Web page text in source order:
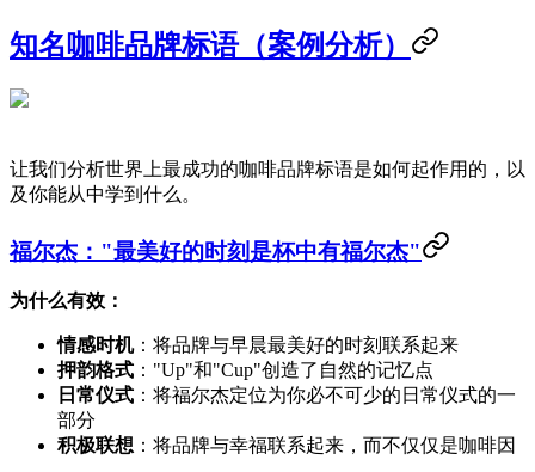
知名咖啡品牌标语（案例分析）
让我们分析世界上最成功的咖啡品牌标语是如何起作用的，以
及你能从中学到什么。
福尔杰："最美好的时刻是杯中有福尔杰"
为什么有效：
情感时机：将品牌与早晨最美好的时刻联系起来
押韵格式 ："Up"和"Cup"创造了自然的记忆点
日常仪式 ：将福尔杰定位为你必不可少的日常仪式的一
部分
积极联想 ：将品牌与幸福联系起来，而不仅仅是咖啡因